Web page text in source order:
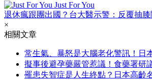
Just For You
退休瘋跟團出國？台大醫示警：反覆抽
×
相關文章
常生氣、暴怒是大腦老化警訊！日
擬事後避孕藥嚴管惹議！食藥署研
罹患失智症是人生終點？日本高齡